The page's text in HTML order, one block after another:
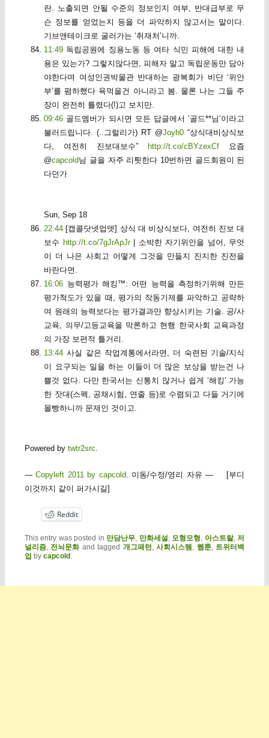
란. 노출되면 안될 수준의 정보인지 여부, 반대급부로 무
슨 정보를 얻었는지 등을 더 파악하지 않고서는 말이다.
기브앤테이크로 굴러가는 ‘취재처’니까.
11:49 독립공원에 징용노동 등 여타 식민 피해에 대한 내
용은 있는가? 그렇지않다면, 피해자 말고 독립운동만 담아
야한다며 여성인권박물관 반대하는 광복회가 비단 ‘위안
부’를 폄하했다 욕먹을건 아니라고 봄. 물론 나는 그들 주
장이 완전히 틀렸다(!)고 보지만.
09:46 골드멤버가 되시면 모든 답글에서 ‘골드**님’이라고
불러드립니다. (..그럴리가) RT @Joyh0 “상식대비상식보
다, 여전히 진보대보수”
http://t.co/cBYzexCf 요즘
@capcold님 글을 자주 리틧한다 10번하면 골드회원이 된
다던가
Sun, Sep 18
22:44 [캡콜닷넷업뎃] 상식 대 비상식보다, 여전히 진보 대
보수 http://t.co/7gJrApJr| 소박한 자기위안을 넘어, 무엇
이 더 나은 사회고 어떻게 그것을 만들지 진지한 진전을
바란다면.
16:06 능력평가 해킹™: 어떤 능력을 측정하기위해 만든
평가척도가 있을 때, 평가의 작동기제를 파악하고 공략하
여 원래의 능력보다는 평가결과만 향상시키는 기술. 공/사
교육, 의무/고등교육을 막론하고 현행 한국사회 교육과정
의 가장 보편적 틀거리.
13:44 사실 같은 작업계통에서라면, 더 숙련된 기술/지식
이 요구되는 일을 하는 이들이 더 많은 보상을 받는건 나
쁠것 없다. 다만 한국서는 신통치 않거나 쉽게 ‘해킹’ 가능
한 잣대(스펙, 공채시험, 연줄 등)로 수렴되고 다들 거기에
몰빵하니까 문제인 것이고.
Powered by twtr2src
—Copyleft 2011 by capcold . 이동/수정/영리 자유 — [부디
이것까지 같이 퍼가시길]
Reddit
This entry was posted in 만담난무, 만화세설,모형모형, 아스트랄,저
널리즘, 전뇌문화and tagged 개그패턴,사회시스템 , 웹툰,트위터백
업 by capcold .